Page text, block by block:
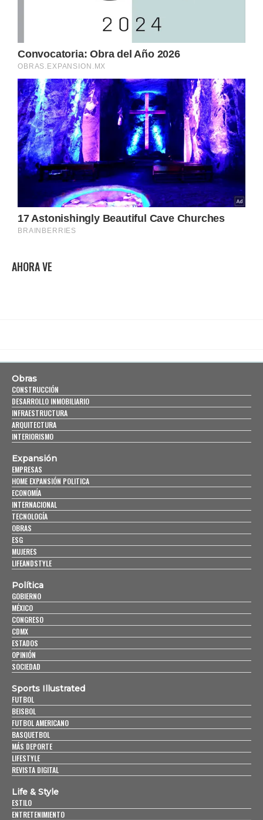
AHORA VE
Obras
CONSTRUCCIÓN
DESARROLLO INMOBILIARIO
INFRAESTRUCTURA
ARQUITECTURA
INTERIORISMO
Expansión
EMPRESAS
HOME EXPANSIÓN POLITICA
ECONOMÍA
INTERNACIONAL
TECNOLOGÍA
OBRAS
ESG
MUJERES
LIFEANDSTYLE
Política
GOBIERNO
MÉXICO
CONGRESO
CDMX
ESTADOS
OPINIÓN
SOCIEDAD
Sports Illustrated
FUTBOL
BEISBOL
FUTBOL AMERICANO
BASQUETBOL
MÁS DEPORTE
LIFESTYLE
REVISTA DIGITAL
Life & Style
ESTILO
ENTRETENIMIENTO